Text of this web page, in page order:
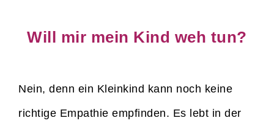
Will mir mein Kind weh tun?
Nein, denn ein Kleinkind kann noch keine
richtige Empathie empfinden. Es lebt in der